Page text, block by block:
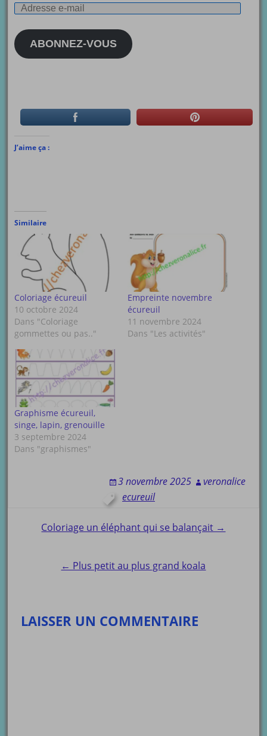
Adresse
mail
ABONNEZ-VOUS
J’aime ça :
Similaire
Coloriage écureuil
10 octobre 2024
Dans "Coloriage
gommettes ou pas.."
Empreinte novembre
écureuil
11 novembre 2024
Dans "Les activités"
Graphisme écureuil,
singe, lapin, grenouille
3 septembre 2024
Dans "graphismes"
3 novembre 2025
veronalice
ecureuil
Post
navigation
Coloriage un éléphant qui se balançait →
← Plus petit au plus grand koala
LAISSER UN COMMENTAIRE